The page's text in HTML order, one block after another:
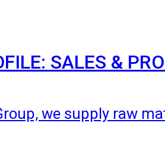
SALES &
we supply raw